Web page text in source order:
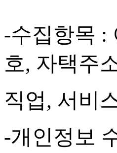
-수집항목 :
호, 자택주
직업, 서비
-개인정보